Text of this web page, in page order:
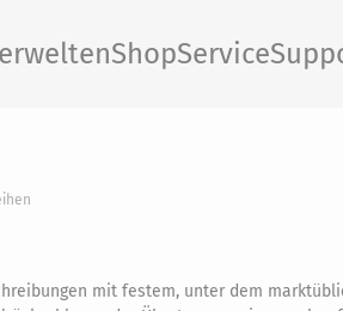
ShopService
mit festem, unter dem